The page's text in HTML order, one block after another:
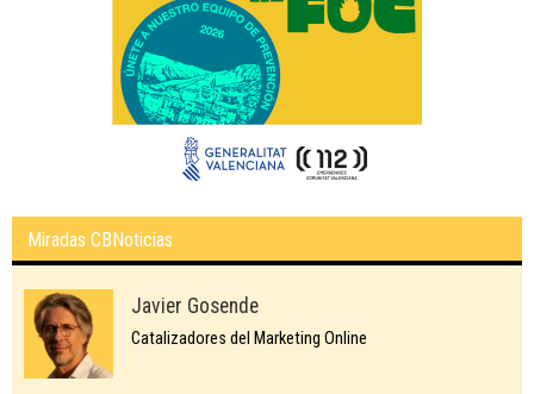
Miradas CBNoticias
Javier Gosende
Catalizadores del Marketing Online